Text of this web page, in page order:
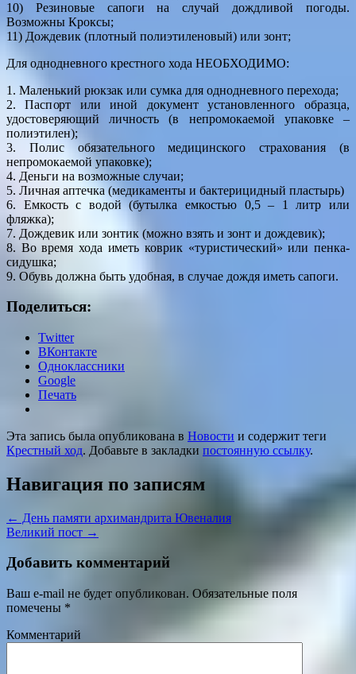
10) Резиновые сапоги на случай дождливой погоды.
Возможны Кроксы;
11) Дождевик (плотный полиэтиленовый) или зонт;
Для однодневного крестного хода НЕОБХОДИМО:
1. Маленький рюкзак или сумка для однодневного перехода;
2. Паспорт или иной документ установленного образца,
удостоверяющий личность (в непромокаемой упаковке –
полиэтилен);
3. Полис обязательного медицинского страхования (в
непромокаемой упаковке);
4. Деньги на возможные случаи;
5. Личная аптечка (медикаменты и бактерицидный пластырь)
6. Емкость с водой (бутылка емкостью 0,5 – 1 литр или
фляжка);
7. Дождевик или зонтик (можно взять и зонт и дождевик);
8. Во время хода иметь коврик «туристический» или пенка-
сидушка;
9. Обувь должна быть удобная, в случае дождя иметь сапоги.
Поделиться:
Twitter
ВКонтакте
Одноклассники
Google
Печать
Эта запись была опубликована в Новости и содержит теги
Крестный ход. Добавьте в закладки постоянную ссылку.
Навигация по записям
← День памяти архимандрита Ювеналия
Великий пост →
Добавить комментарий
Ваш e-mail не будет опубликован. Обязательные поля
помечены *
Комментарий